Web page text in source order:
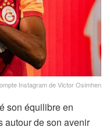
Instagram de Victor Osimhen
son équilibre en
autour de son avenir